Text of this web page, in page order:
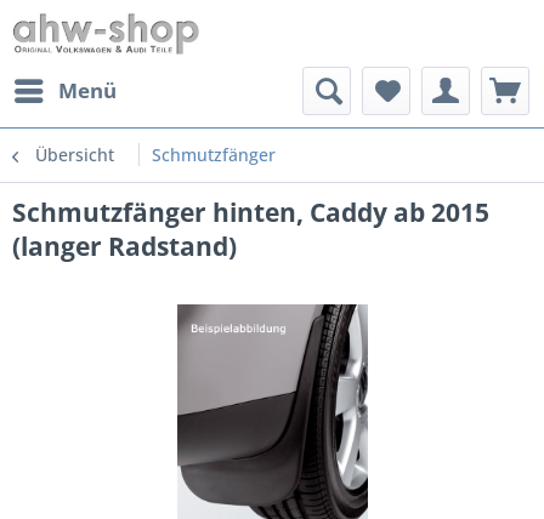
Menü
Übersicht Schmutzfänger
Schmutzfänger hinten, Caddy ab 2015
(langer Radstand)